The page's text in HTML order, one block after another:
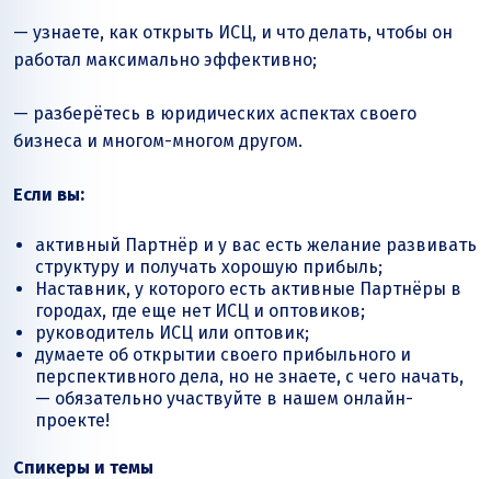
— узнаете, как открыть ИСЦ, и что делать, чтобы он
работал максимально эффективно;
— разберётесь в юридических аспектах своего
бизнеса и многом-многом другом.
Если вы:
активный Партнёр и у вас есть желание развивать
структуру и получать хорошую прибыль;
Наставник, у которого есть активные Партнёры в
городах, где еще нет ИСЦ и оптовиков;
руководитель ИСЦ или оптовик;
думаете об открытии своего прибыльного и
перспективного дела, но не знаете, с чего начать,
— обязательно участвуйте в нашем онлайн-
проекте!
Спикеры и темы